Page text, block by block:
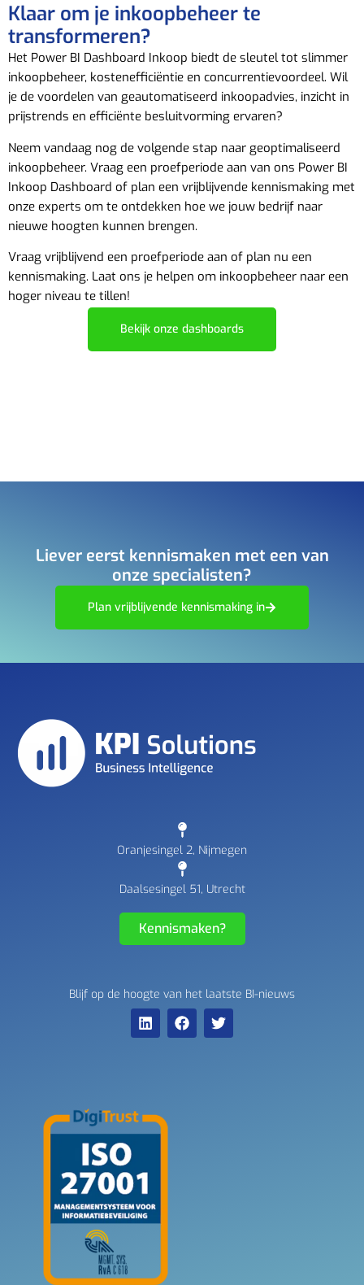
Klaar om je inkoopbeheer te
transformeren?
Het Power BI Dashboard Inkoop biedt de sleutel tot slimmer
inkoopbeheer, kostenefficiëntie en concurrentievoordeel. Wil
je de voordelen van geautomatiseerd inkoopadvies, inzicht in
prijstrends en efficiënte besluitvorming ervaren?
Neem vandaag nog de volgende stap naar geoptimaliseerd
inkoopbeheer. Vraag een proefperiode aan van ons Power BI
Inkoop Dashboard of plan een vrijblijvende kennismaking met
onze experts om te ontdekken hoe we jouw bedrijf naar
nieuwe hoogten kunnen brengen.
Vraag vrijblijvend een proefperiode aan of plan nu een
kennismaking. Laat ons je helpen om inkoopbeheer naar een
hoger niveau te tillen!
Bekijk onze dashboards
Liever eerst kennismaken met een van
onze specialisten?​
Plan vrijblijvende kennismaking in
Oranjesingel 2, Nijmegen
Daalsesingel 51, Utrecht
Kennismaken?
Blijf op de hoogte van het laatste BI-nieuws